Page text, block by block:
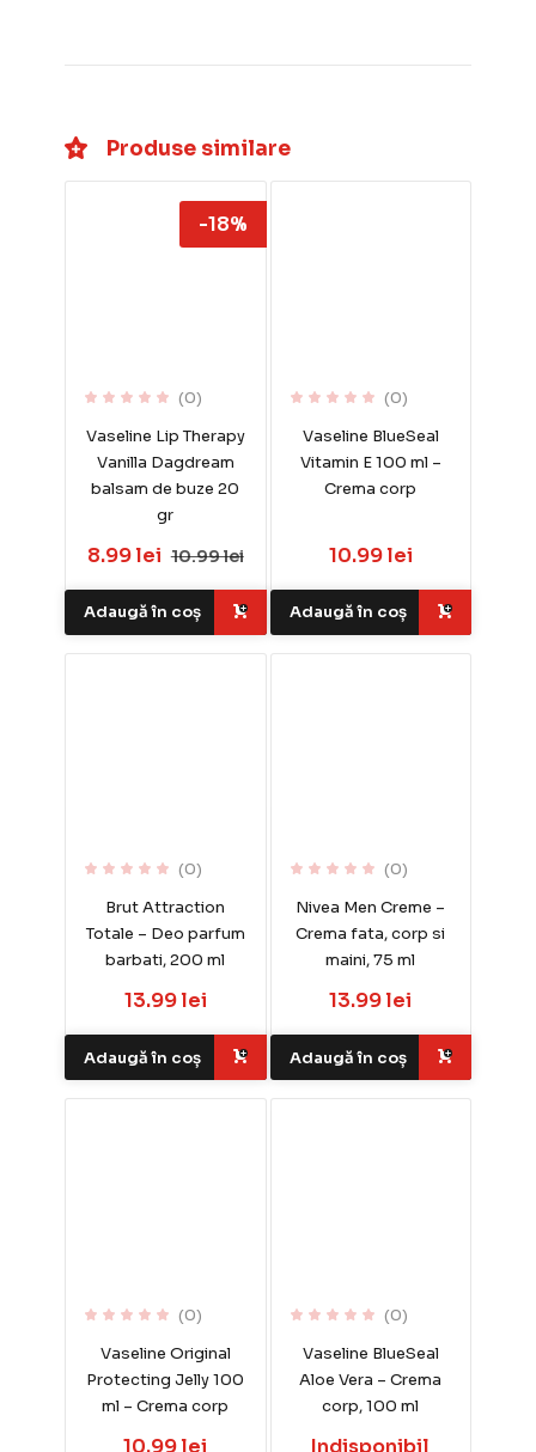
Produse similare
(0)
Vaseline Lip Therapy
Vanilla Dagdream
balsam de buze 20
gr
8.99 lei 10.99 lei
-18%
Adaugă în coș
(0)
Vaseline BlueSeal
Vitamin E 100 ml –
Crema corp
10.99 lei
Adaugă în coș
(0)
Brut Attraction
Totale – Deo parfum
barbati, 200 ml
13.99 lei
Adaugă în coș
(0)
Nivea Men Creme –
Crema fata, corp si
maini, 75 ml
13.99 lei
Adaugă în coș
(0)
Vaseline Original
Protecting Jelly 100
ml – Crema corp
10.99 lei
(0)
Vaseline BlueSeal
Aloe Vera – Crema
corp, 100 ml
Indisponibil